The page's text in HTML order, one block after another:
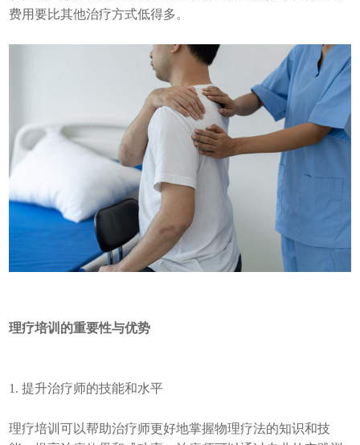
费用要比其他治疗方式低得多。
理疗培训的重要性与优势
1. 提升治疗师的技能和水平
理疗培训可以帮助治疗师更好地掌握物理疗法的知识和技